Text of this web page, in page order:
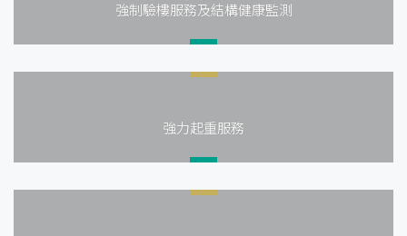
強制驗樓服務及結構健康監測
強力起重服務